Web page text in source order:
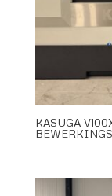
KASUGA